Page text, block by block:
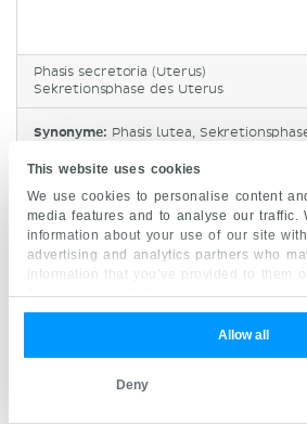
This website uses cookies
We use cookies to personalise content
media features and to analyse our traffic.
information about your use of our site
advertising and analytics partners who
information that you’ve provided to them
from your use of their services.
Allow all
Deny
Phasis secretoria (Uterus)
Sekretionsphase des Uterus
Synonyme: Phasis lutea,
Der Menstruationszyklus ist
bedingter monatlicher
weiblichen
um zwei Zyklen, die
überlappen.
DieEierstöckedurchlaufen in
Follikelphase